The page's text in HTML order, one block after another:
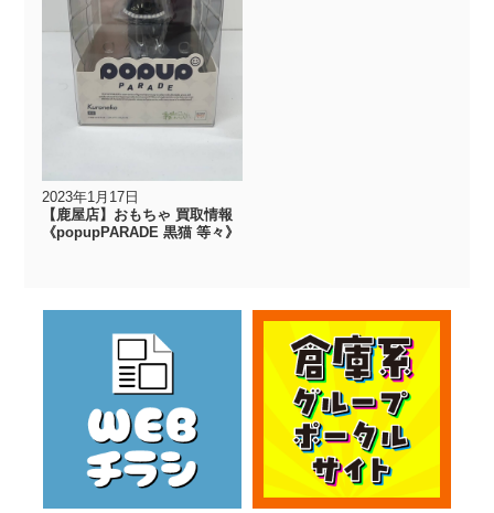
2023年1月17日
【鹿屋店】おもちゃ 買取情報
《popupPARADE 黒猫 等々》